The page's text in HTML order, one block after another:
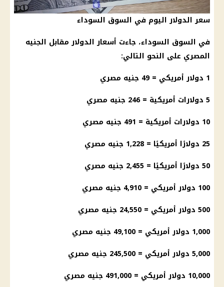
سعر الدولار اليوم في السوق السوداء
في السوق السوداء، جاءت أسعار الدولارمقابل الجنيه
المصري على النحو التالي:
1 دولارأمريكي = 49
جنيه مصري
5 دولارات أمريكية = 246
جنيه مصري
10 دولارات أمريكية = 491
جنيه مصري
25 دولارًا أمريكيًا = 1,228
جنيه مصري
50 دولارًا أمريكيًا = 2,455
جنيه مصري
100 دولارأمريكي = 4,910
جنيه مصري
500 دولارأمريكي = 24,550
جنيه مصري
1,000 دولارأمريكي = 49,100 جنيه مصري
5,000 دولارأمريكي = 245,500 جنيه مصري
10,000 دولارأمريكي = 491,000 جنيه مصري